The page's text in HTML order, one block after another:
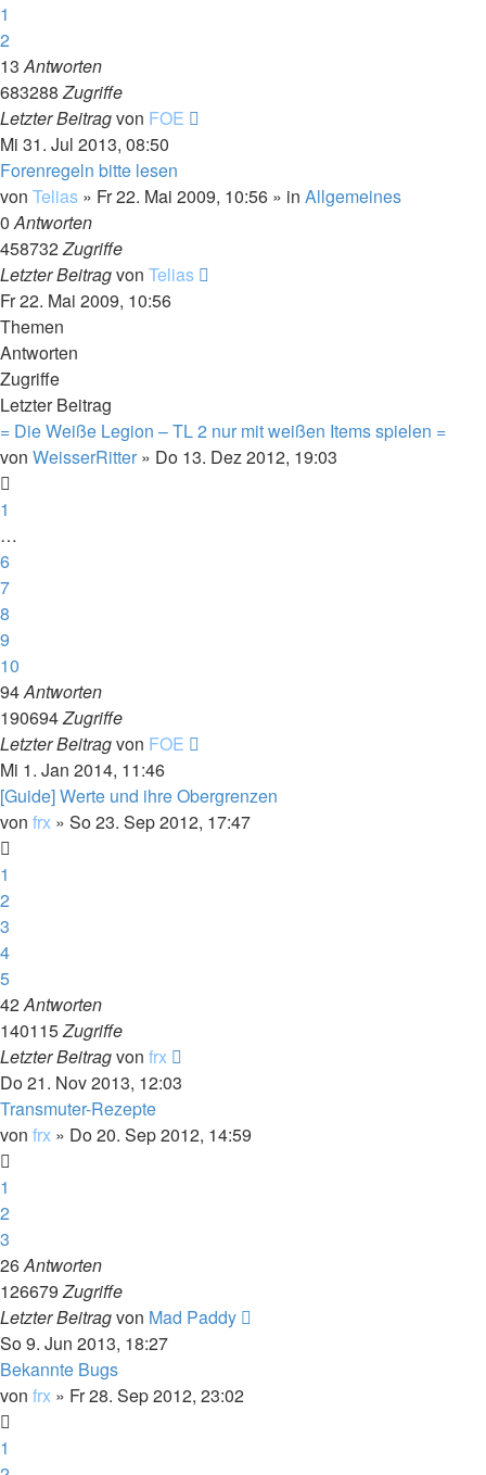
1
2
13Antworten
683288Zugriffe
Letzter Beitragvon FOE
Mi 31. Jul 2013, 08:50
Forenregeln bitte lesen
von Telias » Fr 22. Mai 2009, 10:56 » in Allgemeines
0Antworten
458732Zugriffe
Letzter Beitragvon Telias
Fr 22. Mai 2009, 10:56
Themen
Antworten
Zugriffe
Letzter Beitrag
= Die Weiße Legion – TL 2 nur mit weißen Items spielen =
von WeisserRitter » Do 13. Dez 2012, 19:03
1
…
6
7
8
9
10
94Antworten
190694Zugriffe
Letzter Beitragvon FOE
Mi 1. Jan 2014, 11:46
[Guide] Werte und ihre Obergrenzen
von frx » So 23. Sep 2012, 17:47
1
2
3
4
5
42Antworten
140115Zugriffe
Letzter Beitragvon frx
Do 21. Nov 2013, 12:03
Transmuter-Rezepte
von frx » Do 20. Sep 2012, 14:59
1
2
3
26Antworten
126679Zugriffe
Letzter Beitragvon Mad Paddy
So 9. Jun 2013, 18:27
Bekannte Bugs
von frx » Fr 28. Sep 2012, 23:02
1